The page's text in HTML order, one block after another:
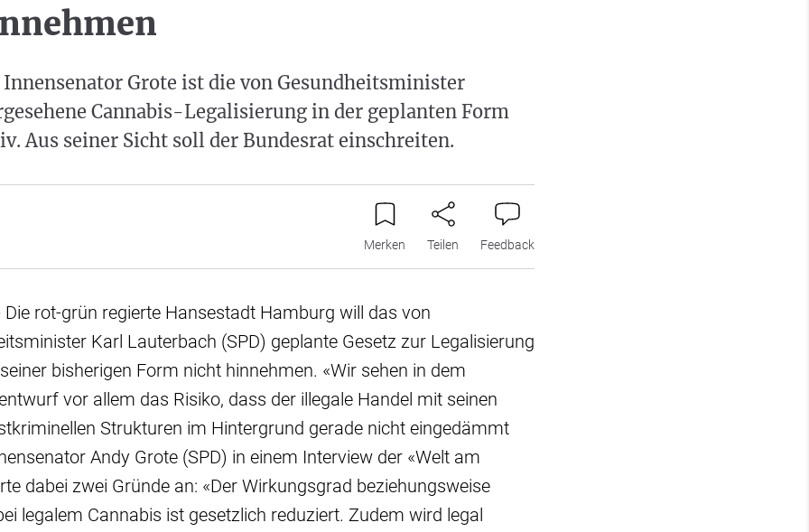
Grote ist die von Gesundheitsminister
Cannabis-Legalisierung in der geplanten Form
Aus seiner Sicht soll der Bundesrat einschreiten.
Merken Teilen Feedback
rot-grün regierte Hansestadt Hamburg will das von
Karl Lauterbach (SPD) geplante Gesetz zur Legalisierung
bisherigen Form nicht hinnehmen. «Wir sehen in dem
vor allem das Risiko, dass der illegale Handel mit seinen
Strukturen im Hintergrund gerade nicht eingedämmt
Andy Grote (SPD) in einem Interview der «Welt am
dabei zwei Gründe an: «Der Wirkungsgrad beziehungsweise
legalem Cannabis ist gesetzlich reduziert. Zudem wird legal